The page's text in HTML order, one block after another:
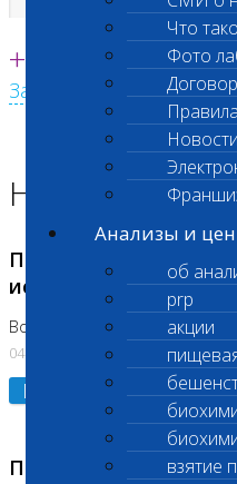
Единая круглосуточная справочная
+7 495 260 0
Заказать звонок с
Что
Фото
Новости
Анализы и
об
prp
акции
взятие
Главная страница
Новости
Приостановка
исследований
Во Владыкино
04.08.2026
Подробнее
Приостановлено